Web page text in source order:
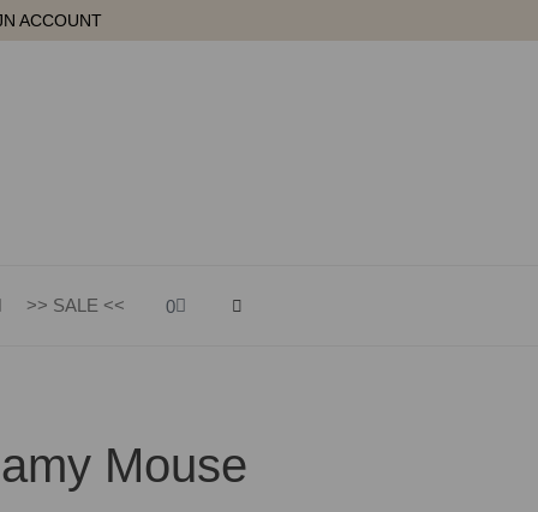
ACCOUNT
>> SALE << 0
Winkelwagen
Mouse